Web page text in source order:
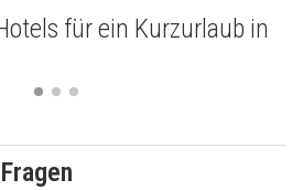
für ein Kurzurlaub in